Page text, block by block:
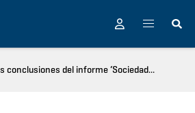
conclusiones del informe ‘Sociedad...